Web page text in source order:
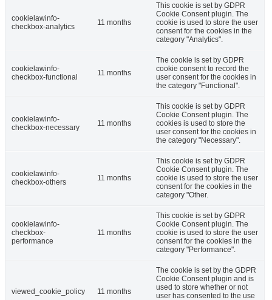
cookielawinfo-
checkbox-analytics
11 months
This cookie is set by GDPR
Cookie Consent plugin. The
cookie is used to store the user
consent for the cookies in the
category "Analytics".
cookielawinfo-
checkbox-functional
11 months
The cookie is set by GDPR
cookie consent to record the
user consent for the cookies in
the category "Functional".
cookielawinfo-
checkbox-necessary
11 months
This cookie is set by GDPR
Cookie Consent plugin. The
cookies is used to store the
user consent for the cookies in
the category "Necessary".
cookielawinfo-
checkbox-others
11 months
This cookie is set by GDPR
Cookie Consent plugin. The
cookie is used to store the user
consent for the cookies in the
category "Other.
cookielawinfo-
checkbox-
performance
11 months
This cookie is set by GDPR
Cookie Consent plugin. The
cookie is used to store the user
consent for the cookies in the
category "Performance".
viewed_cookie_policy 11 months
The cookie is set by the GDPR
Cookie Consent plugin and is
used to store whether or not
user has consented to the use